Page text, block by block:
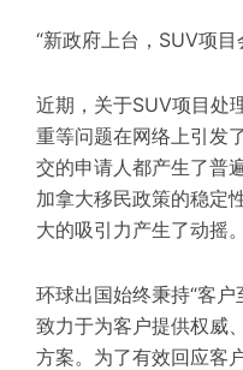
“新政府上台，SUV项
近期，关于SUV项目处
重等问题在网络上引发
交的申请人都产生了普
加拿大移民政策的稳定
大的吸引力产生了动摇。
环球出国始终秉持“客户
致力于为客户提供权威
方案。为了有效回应客